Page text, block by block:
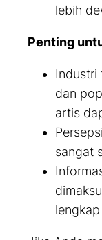
lebih
Penting
Industri
dan
artis
sangat